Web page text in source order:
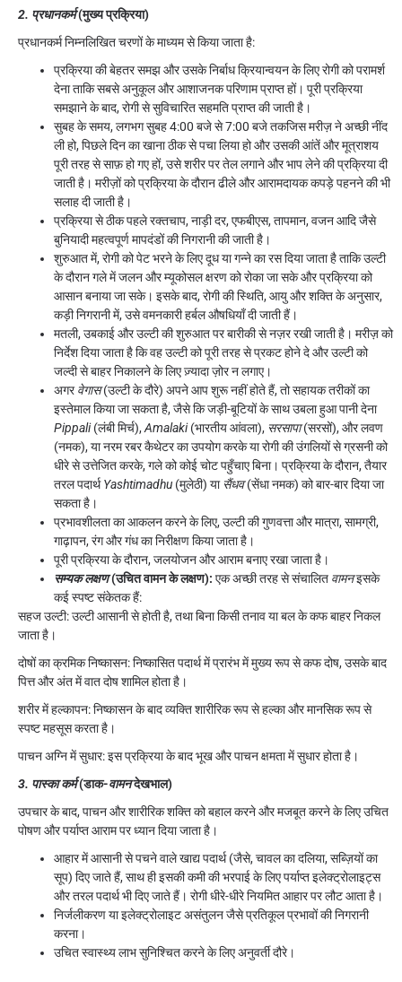
2. प्रधानकर्म(मुख्य प्रक्रिया)
प्रधानकर्म निम्नलिखित चरणों के माध्यम से किया जाता है:
प्रक्रिया की बेहतर समझ और उसके निर्बाध क्रियान्वयन के लिए रोगी को परामर्श
देना ताकि सबसे अनुकूल और आशाजनक परिणाम प्राप्त हों। पूरी प्रक्रिया
समझाने के बाद, रोगी से सुविचारित सहमति प्राप्त की जाती है।
सुबह के समय, लगभगसुबह 4:00 बजे से 7:00 बजे तकजिस मरीज़ ने अच्छी नींद
ली हो, पिछले दिन का खाना ठीक से पचा लिया हो और उसकी आंतें और मूत्राशय
पूरी तरह से साफ़ हो गए हों, उसे शरीर पर तेल लगाने और भाप लेने की प्रक्रिया दी
जाती है। मरीज़ों को प्रक्रिया के दौरान ढीले और आरामदायक कपड़े पहनने की भी
सलाह दी जाती है।
प्रक्रिया से ठीक पहले रक्तचाप, नाड़ी दर, एफबीएस, तापमान, वजन आदि जैसे
बुनियादी महत्वपूर्ण मापदंडों की निगरानी की जाती है।
शुरुआत में, रोगी को पेट भरने के लिए दूध या गन्ने का रस दिया जाता है ताकि उल्टी
के दौरान गले में जलन और म्यूकोसल क्षरण को रोका जा सके और प्रक्रिया को
आसान बनाया जा सके। इसके बाद, रोगी की स्थिति, आयु और शक्ति के अनुसार,
कड़ी निगरानी में, उसे वमनकारी हर्बल औषधियाँ दी जाती हैं।
मतली, उबकाई और उल्टी की शुरुआत पर बारीकी से नज़र रखी जाती है। मरीज़ को
निर्देश दिया जाता है कि वह उल्टी को पूरी तरह से प्रकट होने दे और उल्टी को
जल्दी से बाहर निकालने के लिए ज़्यादा ज़ोर न लगाए।
अगरवेगास(उल्टी के दौरे) अपने आप शुरू नहीं होते हैं, तो सहायक तरीकों का
इस्तेमाल किया जा सकता है, जैसे कि जड़ी-बूटियों के साथ उबला हुआ पानी देना
Pippali(लंबी मिर्च),Amalaki(भारतीय आंवला), सरसापा(सरसों), और लवण
(नमक), या नरम रबर कैथेटर का उपयोग करके या रोगी की उंगलियों से ग्रसनी को
धीरे से उत्तेजित करके, गले को कोई चोट पहुँचाए बिना। प्रक्रिया के दौरान, तैयार
तरल पदार्थYashtimadhu (मुलेठी) या सैंधव(सेंधा नमक) को बार-बार दिया जा
सकता है।
प्रभावशीलता का आकलन करने के लिए, उल्टी की गुणवत्ता और मात्रा, सामग्री,
गाढ़ापन, रंग और गंध का निरीक्षण किया जाता है।
पूरी प्रक्रिया के दौरान, जलयोजन और आराम बनाए रखा जाता है।
सम्यक लक्षण(उचित वामन के लक्षण): एक अच्छी तरह से संचालित वामनइसके
कई स्पष्ट संकेतक हैं:
सहज उल्टी: उल्टी आसानी से होती है, तथा बिना किसी तनाव या बल के कफ बाहर निकल
जाता है।
दोषों का क्रमिक निष्कासन: निष्कासित पदार्थ में प्रारंभ में मुख्य रूप से कफ दोष, उसके बाद
पित्त और अंत में वात दोष शामिल होता है।
शरीर में हल्कापन: निष्कासन के बाद व्यक्ति शारीरिक रूप से हल्का और मानसिक रूप से
स्पष्ट महसूस करता है।
पाचन अग्नि में सुधार: इस प्रक्रिया के बाद भूख और पाचन क्षमता में सुधार होता है।
3. पास्का कर्म(डाक-वामनदेखभाल)
उपचार के बाद, पाचन और शारीरिक शक्ति को बहाल करने और मजबूत करने के लिए उचित
पोषण और पर्याप्त आराम पर ध्यान दिया जाता है।
आहार में आसानी से पचने वाले खाद्य पदार्थ (जैसे, चावल का दलिया, सब्ज़ियों का
सूप) दिए जाते हैं, साथ ही इसकी कमी की भरपाई के लिए पर्याप्त इलेक्ट्रोलाइट्स
और तरल पदार्थ भी दिए जाते हैं। रोगी धीरे-धीरे नियमित आहार पर लौट आता है।
निर्जलीकरण या इलेक्ट्रोलाइट असंतुलन जैसे प्रतिकूल प्रभावों की निगरानी
करना।
उचित स्वास्थ्य लाभ सुनिश्चित करने के लिए अनुवर्ती दौरे।